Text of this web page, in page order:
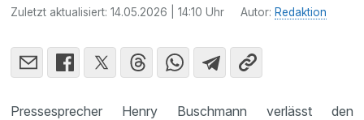
Zuletzt aktualisiert:14.05.2026 | 14:10 Uhr Autor: Redaktion
Pressesprecher Henry Buschmann verlässt den